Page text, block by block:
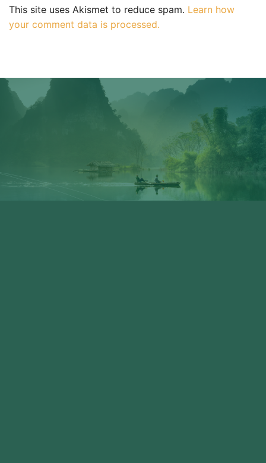
This site uses Akismet to reduce spam. Learn how
your comment data is processed.